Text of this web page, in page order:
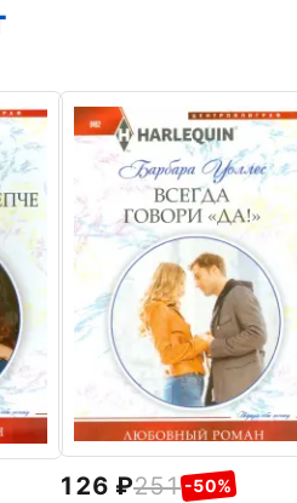
126 251 -50%